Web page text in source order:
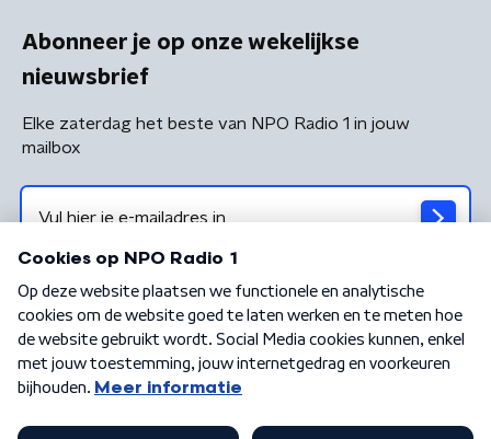
Abonneer je op onze wekelijkse
nieuwsbrief
Elke zaterdag het beste van NPO Radio 1 in jouw
mailbox
Algemene voorwaarden